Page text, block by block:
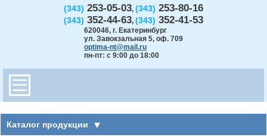
(343) 253-05-03, (343) 253-80-16
(343) 352-44-63, (343) 352-41-53
620046, г. Екатеринбург
ул. Завокзальная 5, оф. 709
optima-nt@mail.ru
пн-пт: с 9:00 до 18:00
Каталог продукции